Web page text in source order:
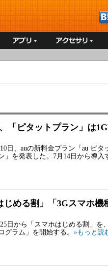
「ピタットプラン」は
日、auの新料金プラン「au ピタ
」を発表した。7月14日から導入
める割」「3Gスマホ機
日から「スマホはじめる割」を
グラム」を開始する。 »もっと読